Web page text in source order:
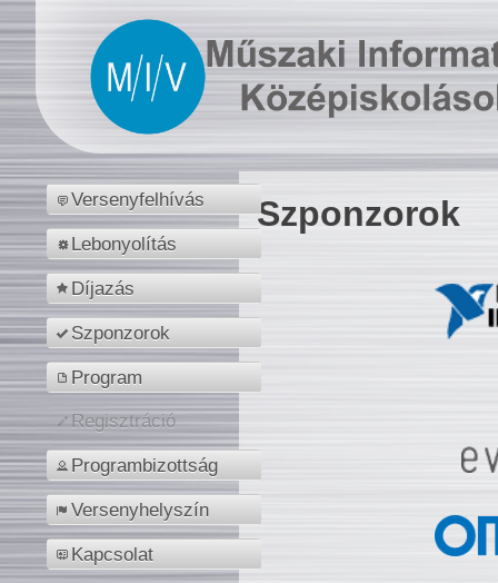
Versenyfelhívás
Lebonyolítás
Díjazás
Szponzorok
Program
Regisztráció
Programbizottság
Versenyhelyszín
Kapcsolat
Szponzorok